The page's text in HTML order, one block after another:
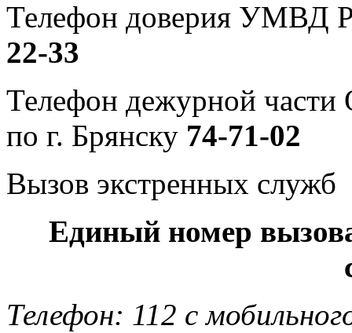
Телефон доверия УМВД
22-33
Телефон дежурной
по г. Брянску 74-71-02
Вызов экстренных служб
Единый номер
Телефон: 112 с